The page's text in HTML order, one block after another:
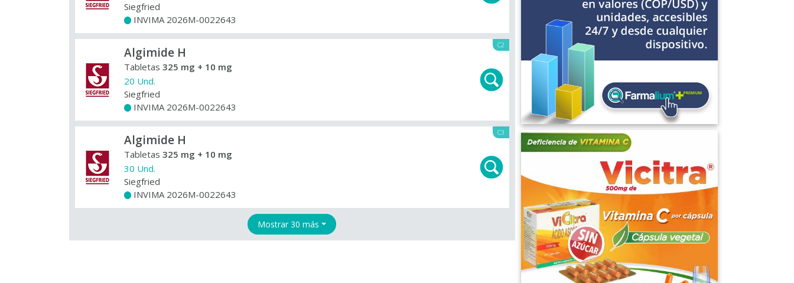
Siegfried
INVIMA 2026M-0022643
C2
Algimide H
Tabletas 325 mg + 10 mg
20 Und.
Siegfried
INVIMA 2026M-0022643
C3
Algimide H
Tabletas 325 mg + 10 mg
30 Und.
Siegfried
INVIMA 2026M-0022643
Mostrar 30 más